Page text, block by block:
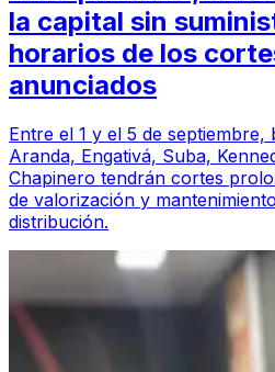
la capital sin
horarios de los
anunciados
Entre el 1 y el 5 de septiembre,
Aranda, Engativá, Suba,
Chapinero tendrán cortes
de valorización y
distribución.